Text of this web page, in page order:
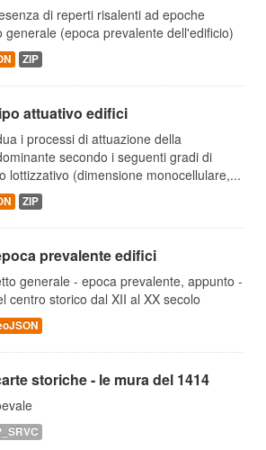
di reperti risalenti ad epoche
generale (epoca prevalente dell'edificio)
ZIP
attuativo edifici
i processi di attuazione della
secondo i seguenti gradi di
lottizzativo (dimensione monocellulare,...
ZIP
prevalente edifici
generale - epoca prevalente, appunto -
centro storico dal XII al XX secolo
storiche - le mura del 1414